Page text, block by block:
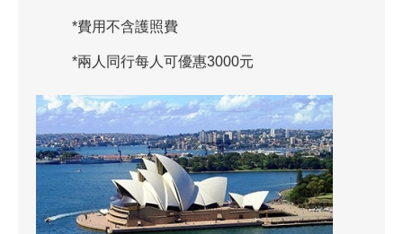
*費用不含護照費
*兩人同行每人可優惠3000元